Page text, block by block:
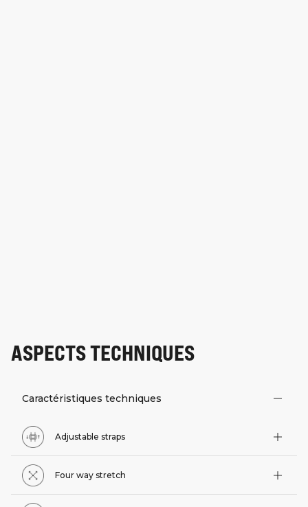
ASPECTS TECHNIQUES
Caractéristiques techniques
Adjustable straps
Four way stretch